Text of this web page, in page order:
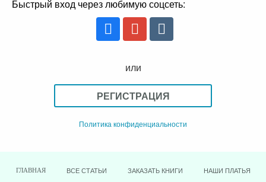
РЕГИСТРАЦИЯ
Политика конфиденциальности
ОТЗЫВЫ О НАС ПОДАРКИ КАРТА САЙТА